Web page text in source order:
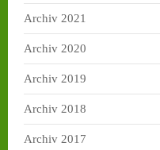
Archiv 2021
Archiv 2020
Archiv 2019
Archiv 2018
Archiv 2017